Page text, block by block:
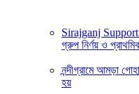
Sirajganj Support
গ্রুপ নির্ণয় ও
নন্দীগ্রামে আমড়া
হয়